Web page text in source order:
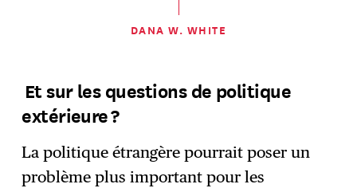
DANA W. WHITE
Et sur les questions de politique
extérieure ?
La politique étrangère pourrait poser un
problème plus important pour les